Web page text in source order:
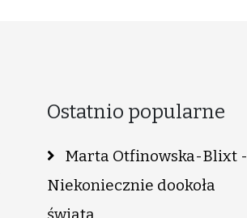
Ostatnio popularne
Marta Otfinowska-Blixt -
Niekoniecznie dookoła